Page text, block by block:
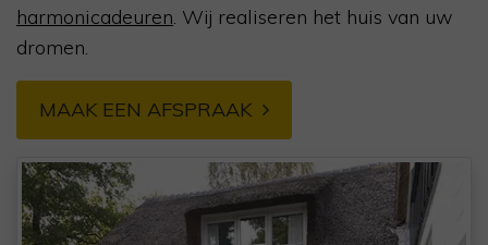
harmonicadeuren. Wij realiseren het huis van uw
dromen.
MAAK EEN AFSPRAAK